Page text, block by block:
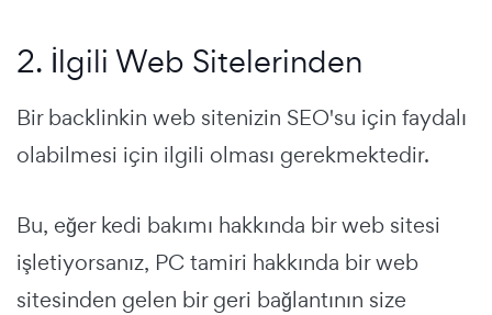
2. İlgili Web Sitelerinden
Bir backlinkin web sitenizin SEO'su için faydalı
olabilmesi için ilgili olması gerekmektedir.
Bu, eğer kedi bakımı hakkında bir web sitesi
işletiyorsanız, PC tamiri hakkında bir web
sitesinden gelen bir geri bağlantının size